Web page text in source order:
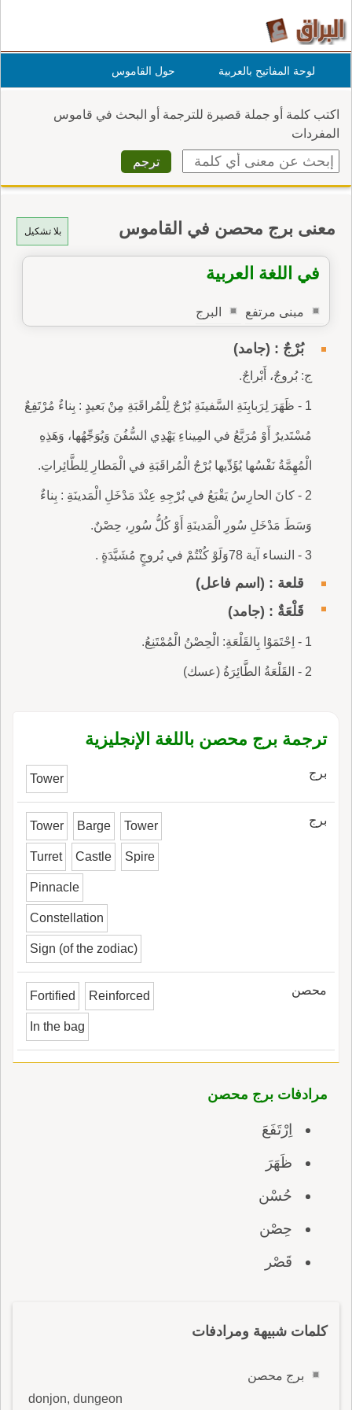
لوحة المفاتيح بالعربية حول القاموس
اكتب كلمة أو جملة قصيرة للترجمة أو البحث في قاموس
المفردات
بلا تشكيل معنى برج محصن في القاموس
في اللغة العربية
مبنى مرتفع البرج
بُرْجٌ : (جامد)
ج: بُروجٌ، أَبْراجٌ.
1 - ظَهَرَ لِرَبابِنَةِ السَّفينَةِ بُرْجٌ لِلْمُراقَبَةِ مِنْ بَعيدٍ : بِناءٌ مُرْتَفِعٌ
مُسْتَديرٌ أَوْ مُرَبَّعُ في المِيناءِ يَهْدِي السُّفُنَ وَيُوَجِّهُها، وَهَذِهِ
الْمُهِمَّةُ نَفْسُها يُؤَدِّيها بُرْجُ الْمُراقَبَةِ في الْمَطارِ لِلطَّائِراتِ.
2 - كانَ الحارِسُ يَقْبَعُ في بُرْجِهِ عِنْدَ مَدْخَلِ الْمَدينَةِ : بِناءٌ
وَسَطَ مَدْخَلِ سُورِ الْمَدينَةِ أَوْ كُلُّ سُورِ، حِصْنٌ.
3 - النساء آية 78وَلَوْ كُنْتُمْ في بُروجٍ مُشَيَّدَةٍ .
قلعة : (اسم فاعل)
قَلْعَةٌ : (جامد)
1 - اِحْتَمَوْا بِالقَلْعَةِ: الْحِصْنُ الْمُمْتَنِعُ.
2 - القَلْعَةُ الطَّائِرَةُ (عسك)
ترجمة برج محصن باللغة الإنجليزية
برج Tower
برج Tower Barge Tower
Turret Castle Spire
Pinnacle
Constellation
Sign (of the zodiac)
محصن Fortified Reinforced
In the bag
مرادفات برج محصن
اِرْتَفَعَ
ظَهَرَ
حُسْن
حِصْن
قَصْر
كلمات شبيهة ومرادفات
برج محصن
donjon, dungeon